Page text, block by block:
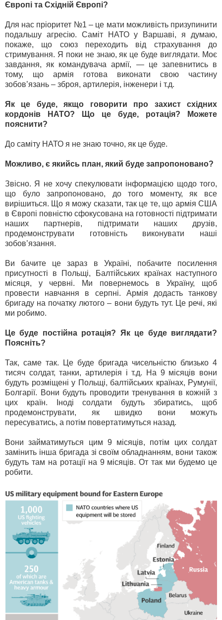
Європі та Східній Європі?
Для нас пріоритет №1 – це мати можливість призупинити
подальшу агресію. Саміт НАТО у Варшаві, я думаю,
покаже, що союз переходить від страхування до
стримування. Я поки не знаю, як це буде виглядати. Моє
завдання, як командувача армії, — це запевнитись в
тому, що армія готова виконати свою частину
зобов’язань – зброя, артилерія, інженери і т.д.
Як це буде, якщо говорити про захист східних
кордонів НАТО? Що це буде, ротація? Можете
пояснити?
До саміту НАТО я не знаю точно, як це буде.
Можливо, є якийсь план, який буде запропоновано?
Звісно. Я не хочу спекулювати інформацією щодо того,
що було запропоновано, до того моменту, як все
вирішиться. Що я можу сказати, так це те, що армія США
в Європі повністю сфокусована на готовності підтримати
наших партнерів, підтримати наших друзів,
продемонструвати готовність виконувати наші
зобов’язання.
Ви бачите це зараз в Україні, побачите посилення
присутності в Польщі, Балтійських країнах наступного
місяця, у червні. Ми повернемось в Україну, щоб
провести навчання в серпні. Армія додасть танкову
бригаду на початку лютого – вони будуть тут. Це речі, які
ми робимо.
Це буде постійна ротація? Як це буде виглядати?
Поясніть?
Так, саме так. Це буде бригада чисельністю близько 4
тисяч солдат, танки, артилерія і т.д. На 9 місяців вони
будуть розміщені у Польщі, балтійських країнах, Румунії,
Болгарії. Вони будуть проводити тренування в кожній з
цих країн. Іноді солдати будуть збиратись, щоб
продемонструвати, як швидко вони можуть
пересуватись, а потім повертатимуться назад.
Вони займатимуться цим 9 місяців, потім цих солдат
замінить інша бригада зі своїм обладнанням, вони також
будуть там на ротації на 9 місяців. От так ми будемо це
робити.